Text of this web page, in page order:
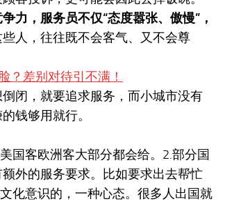
力，服务员不仅“态度嚣张、傲慢”，
些人，往往既不会客气、又不会尊
闭，就要追求服务，而小城市没有
钱够用就行。
国客欧洲客大部分都会给。2.部分国
外的服务要求。比如要求出去帮忙
化意识的，一种心态。很多人出国就